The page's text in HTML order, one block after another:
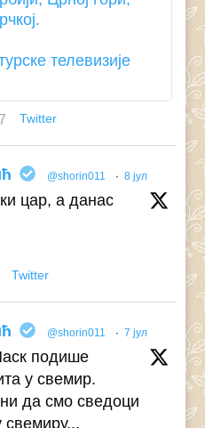
телевизије
7 Twitter
@shorin011 · 8 јул
цар, а данас
Twitter
@shorin011 · 7 јул
подише
у свемир.
да смо сведоци
свемиру...